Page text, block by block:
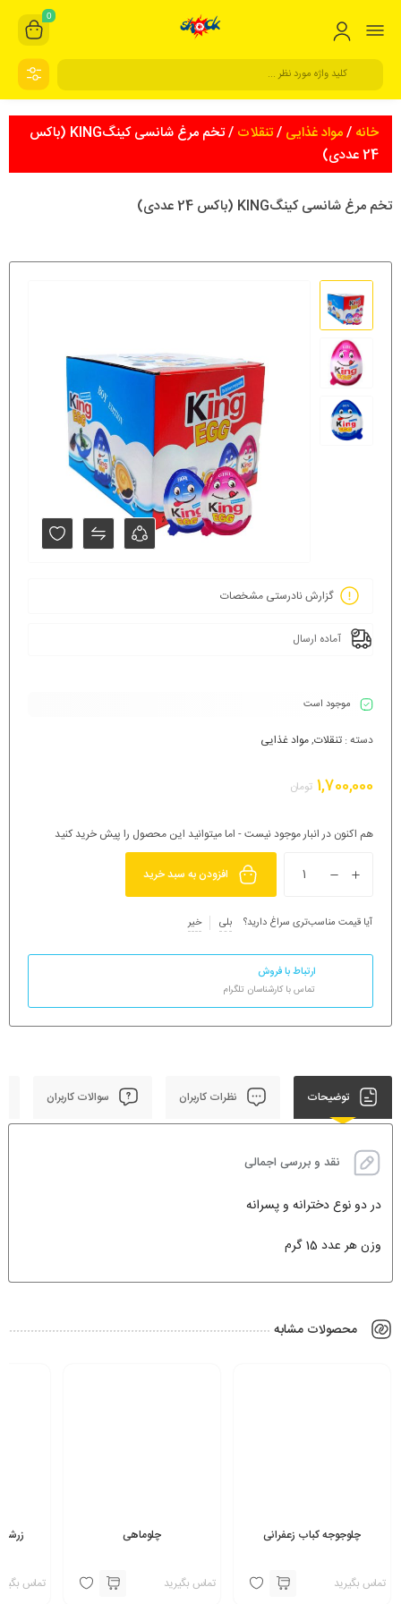
0
خانه /مواد غذایی /تنقلات
/ تخم مرغ شانسی کینگKING (باکس
24 عددی)
تخم مرغ شانسی کینگKING (باکس 24 عددی)
گزارش نادرستی مشخصات
آماده ارسال
موجود است
دسته : تنقلات,مواد غذایی
1,700,000 تومان
هم اکنون در انبار موجود نیست - اما میتوانید این محصول را پیش خرید کنید
افزودن به سبد خرید
آیا قیمت مناسب‌تری سراغ دارید؟ بلی خیر
ارتباط با فروش
تماس با کارشناسان تلگرام
توضیحات نظرات کاربران سوالات کاربران
نقد و بررسی اجمالی
در دو نوع دخترانه و پسرانه
وزن هر عدد 15 گرم
محصولات مشابه
چلوجوجه کباب زعفرانی
تماس بگیرید
چلوماهی
تماس بگیرید تماس